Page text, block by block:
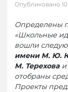
Опубликовано
Определены
«Школьные
вошли
имени М. Ю.
М. Терехова и
отобраны
Проекты